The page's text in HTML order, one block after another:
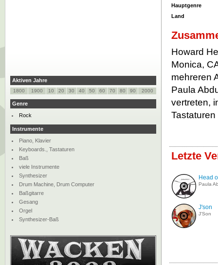
Hauptgenre
Land
Howard
Monica,
mehreren
Paula
vertreten,
Letzte
Head
Paula
J'son
J'Son
Aktiven Jahre
1800 1900 10 20 30 40 50 60 70 80 90 2000
Genre
Rock
Instrumente
Piano, Klavier
Keyboards., Tastaturen
Baß
viele Instrumente
Synthesizer
Drum Machine, Drum Computer
Baßgitarre
Gesang
Orgel
Synthesizer-Baß